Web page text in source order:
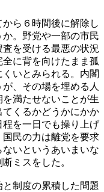
ら６時間後に解除し
。野党や一部の市民
を受ける最悪の状況
に背を向けたまま孤
いとみられる。内閣
、その場を埋める人
満たせないことが生
くるかどうかにかか
を一日でも操り上げ
民の力は離党を要求
いというあいまいな
ミスをした。
制度の累積した問題